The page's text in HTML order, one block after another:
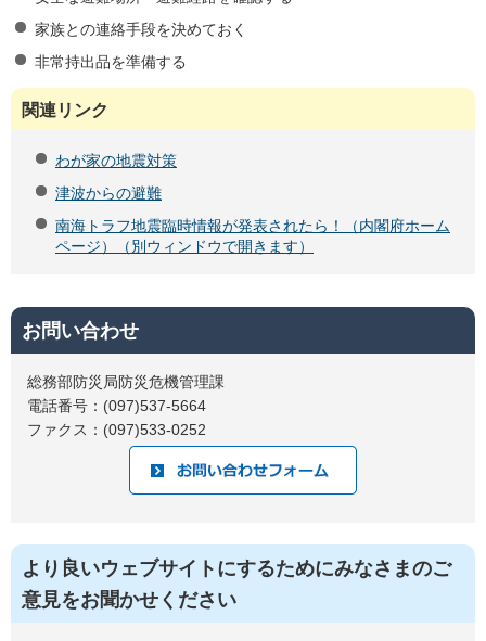
家族との連絡手段を決めておく
非常持出品を準備する
関連リンク
わが家の地震対策
津波からの避難
南海トラフ地震臨時情報が発表されたら！（内閣府ホーム
ページ）（別ウィンドウで開きます）
お問い合わせ
総務部防災局防災危機管理課
電話番号：(097)537-5664
ファクス：(097)533-0252
より良いウェブサイトにするためにみなさまのご
意見をお聞かせください